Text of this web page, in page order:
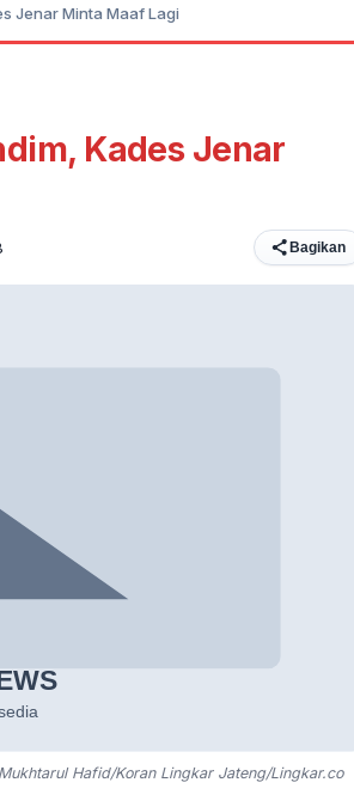
Jenar Minta Maaf Lagi
Kades Jenar
Bagikan
Hafid/Koran Lingkar Jateng/Lingkar.co